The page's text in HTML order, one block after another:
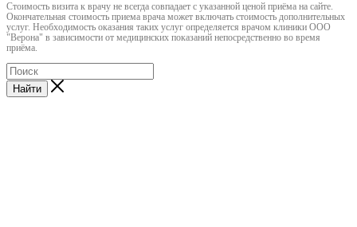
Cтоимость визита к врачу не всегда совпадает с указанной ценой приёма на сайте.
Окончательная стоимость приема врача может включать стоимость дополнительных
услуг. Необходимость оказания таких услуг определяется врачом клиники ООО
"Верона" в зависимости от медицинских показаний непосредственно во время
приёма.
Найти